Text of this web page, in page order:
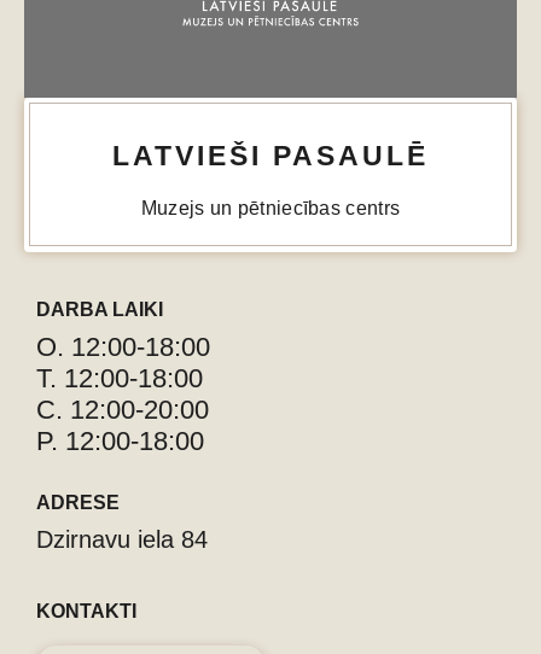
LATVIEŠI PASAULĒ
Muzejs un pētniecības centrs
DARBA LAIKI
O. 12:00-18:00
T. 12:00-18:00
C. 12:00-20:00
P. 12:00-18:00
ADRESE
Dzirnavu iela 84
KONTAKTI